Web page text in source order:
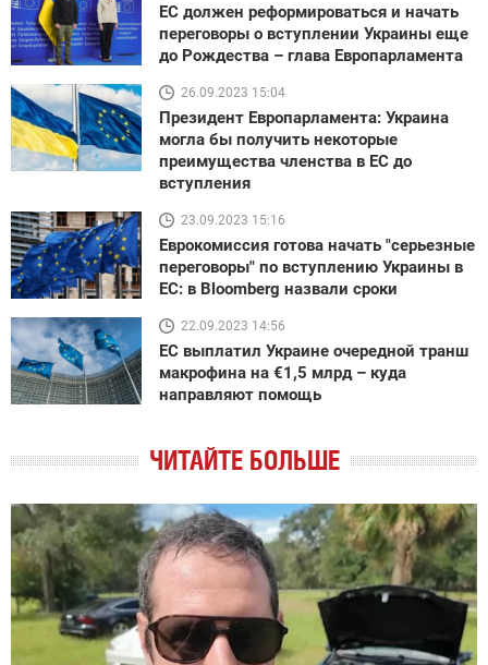
ЕС должен реформироваться и начать
переговоры о вступлении Украины еще
до Рождества – глава Европарламента
26.09.2023 15:04
Президент Европарламента: Украина
могла бы получить некоторые
преимущества членства в ЕС до
вступления
23.09.2023 15:16
Еврокомиссия готова начать "серьезные
переговоры" по вступлению Украины в
ЕС: в Bloomberg назвали сроки
22.09.2023 14:56
ЕС выплатил Украине очередной транш
макрофина на €1,5 млрд – куда
направляют помощь
ЧИТАЙТЕ БОЛЬШЕ